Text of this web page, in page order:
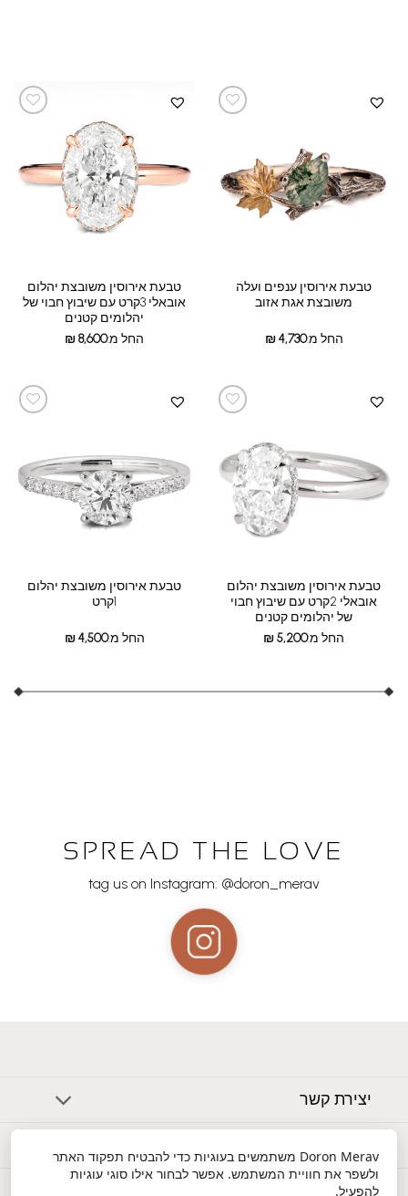
טבעת אירוסין ענפים ועלה
משובצת אגת אזוב
החל מ: ₪4,730
טבעת אירוסין משובצת יהלום
אובאלי 3קרט עם שיבוץ חבוי של
יהלומים קטנים
החל מ:
₪8,600
טבעת אירוסין משובצת יהלום
אובאלי 2קרט עם שיבוץ חבוי
של יהלומים קטנים
החל מ:
₪5,200
טבעת אירוסין משובצת יהלום
1קרט
החל מ: ₪4,500
SPREAD THE LOVE
tag us on Instagram: @doron_merav
יצירת קשר
שירות לקוחות
Doron Merav משתמשים בעוגיות כדי להבטיח תפקוד האתר
ולשפר את חוויית המשתמש. אפשר לבחור אילו סוגי עוגיות
להפעיל.